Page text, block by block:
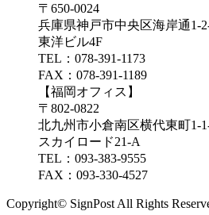
〒650-0024
兵庫県神戸市中央区海岸通1-
東洋ビル4F
TEL：078-391-1173
FAX：078-391-1189
【福岡オフィス】
〒802-0822
北九州市小倉南区横代東町1-
スカイロード21-A
TEL：093-383-9555
FAX：093-330-4527
Copyright© SignPost All Rights